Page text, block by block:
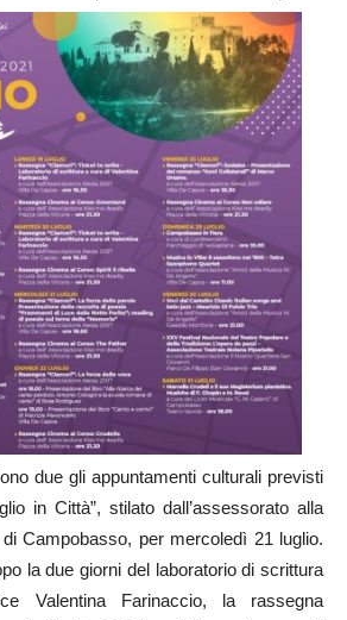
due gli appuntamenti culturali previsti
in Città”, stilato dall’assessorato alla
Campobasso, per mercoledì 21 luglio.
la due giorni del laboratorio di scrittura
Valentina Farinaccio, la rassegna